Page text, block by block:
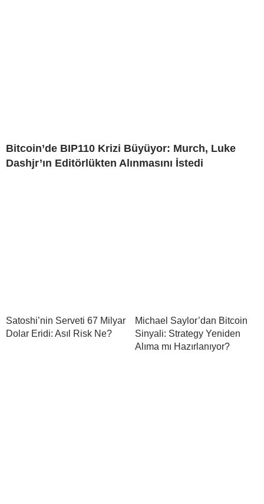
Bitcoin’de BIP110 Krizi Büyüyor: Murch, Luke
Dashjr’ın Editörlükten Alınmasını İstedi
Satoshi’nin Serveti 67 Milyar
Dolar Eridi: Asıl Risk Ne?
Michael Saylor’dan Bitcoin
Sinyali: Strategy Yeniden
Alıma mı Hazırlanıyor?